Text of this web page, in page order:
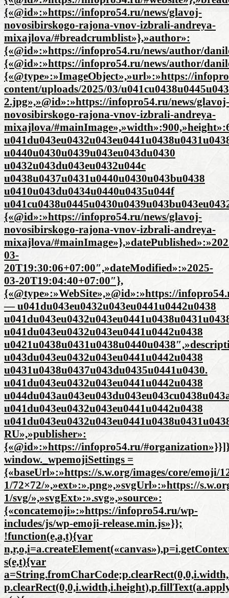
{«@id»:»https://infopro54.ru/news/glavoj-
novosibirskogo-rajona-vnov-izbrali-andreya-
mixajlova/#breadcrumblist»},»author»:
{«@id»:»https://infopro54.ru/news/author/
{«@id»:»https://infopro54.ru/news/author/
{«@type»:»ImageObject»,»url»:»https://
content/uploads/2025/03/
2.jpg»,»@id»:»https://infopro54.ru/news/glavoj-
novosibirskogo-rajona-vnov-izbrali-andreya-
mixajlova/
u0440u0430u0439u043eu043du0430
u0432u043du043eu0432u044c
u0438u0437u0431u0440u0430u043bu0438
u0410u043du0434u0440u0435u044f
{«@id»:»https://infopro54.ru/news/glavoj-
novosibirskogo-rajona-vnov-izbrali-andreya-
mixajlova/
03-
20T19:30:06+07:00″,»dateModified»:»2025-
03-20T19:04:40+07:00″},
{«@type»:»WebSite»,»@id»:»https://
— u041du043eu0432u043eu0441u0442u0438
u041du043eu0432u043eu0441u0442u0438
u043du043eu0432u043eu0441u0442u0438
u0431u0438u0437u043du0435u0441u0430.
u041du043eu0432u043eu0441u0442u0438
u041du043eu0432u043eu0441u0442u0438
RU»,»publisher»:
{«@id»:»https://infopro54.ru/
window._wpemojiSettings =
{«baseUrl»:»https://s.w.org/images/core/emoji/
1/72×72/»,»ext»:».png»,»svgUrl»:»https://
1/svg/»,»svgExt»:».svg»,»source»:
{«concatemoji»:»https://infopro54.ru/wp-
includes/js/wp-emoji-release.min.js»}};
!function(e,a,t){var
s(e,t){var